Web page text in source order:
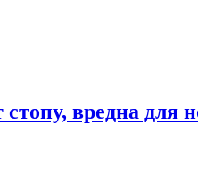
вредна для